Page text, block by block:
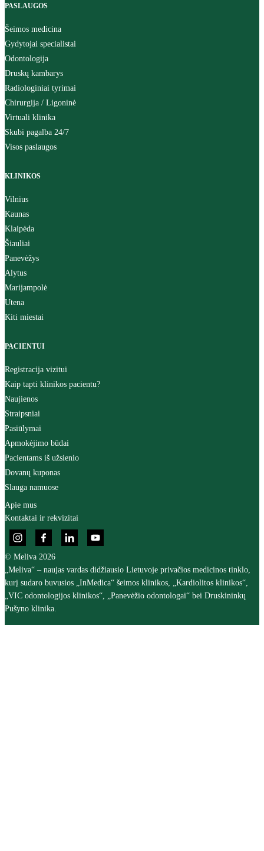
PASLAUGOS
Šeimos medicina
Gydytojai specialistai
Odontologija
Druskų kambarys
Radiologiniai tyrimai
Chirurgija / Ligoninė
Virtuali klinika
Skubi pagalba 24/7
Visos paslaugos
KLINIKOS
Vilnius
Kaunas
Klaipėda
Šiauliai
Panevėžys
Alytus
Marijampolė
Utena
Kiti miestai
PACIENTUI
Registracija vizitui
Kaip tapti klinikos pacientu?
Naujienos
Straipsniai
Pasiūlymai
Apmokėjimo būdai
Pacientams iš užsienio
Dovanų kuponas
Slauga namuose
Apie mus
Kontaktai ir rekvizitai
© Meliva 2026
„Meliva“ – naujas vardas didžiausio Lietuvoje privačios medicinos tinklo,
kurį sudaro buvusios „InMedica“ šeimos klinikos, „Kardiolitos klinikos“,
„VIC odontologijos klinikos“, „Panevėžio odontologai“ bei Druskininkų
Pušyno klinika.